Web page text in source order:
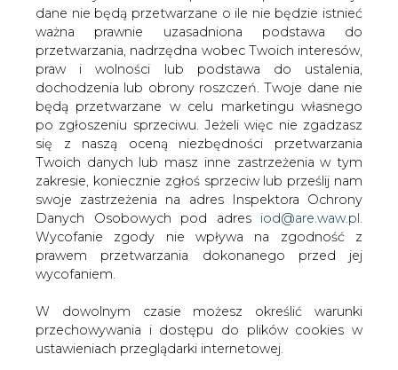
dane nie będą przetwarzane o ile nie będzie istnieć
ważna prawnie uzasadniona podstawa do
przetwarzania, nadrzędna wobec Twoich interesów,
praw i wolności lub podstawa do ustalenia,
dochodzenia lub obrony roszczeń. Twoje dane nie
będą przetwarzane w celu marketingu własnego
po zgłoszeniu sprzeciwu. Jeżeli więc nie zgadzasz
się z naszą oceną niezbędności przetwarzania
Twoich danych lub masz inne zastrzeżenia w tym
zakresie, koniecznie zgłoś sprzeciw lub prześlij nam
swoje zastrzeżenia na adres Inspektora Ochrony
Danych Osobowych pod adres iod@are.waw.pl.
Wycofanie zgody nie wpływa na zgodność z
prawem przetwarzania dokonanego przed jej
wycofaniem.
W dowolnym czasie możesz określić warunki
przechowywania i dostępu do plików cookies w
ustawieniach przeglądarki internetowej.
Jak informuje Gazprom, jego zysk netto
w 2014 r. spadł aż o 70 proc. do poziomu
189 mld rubli (3,3 mld dol.).
Złe wyniki są pochodną m.in. coraz mniejszych
wolumenów gazu jakie importuje Ukraina – do niedawna
drugi największy po Niemczech klient Gazpromu.
Ważnym czynnikiem okazały się także podjęte przez
rosyjskiego potentata próby blokowania rewersowych
dostaw gazu realizowanych z terytorium Polski, Słowacji i
Węgier na Ukrainę. Gazprom stracił z tego tytułu prawie 6
mld dol. z czego około 5 mld dol. to strata przychodów a
400 tys. dol. kary jakie musiał wypłacić swoim partnerom
biznesowym z powodu niedostarczania nominowanych
wolumenów (mniejsze dostawy do krajów Europy